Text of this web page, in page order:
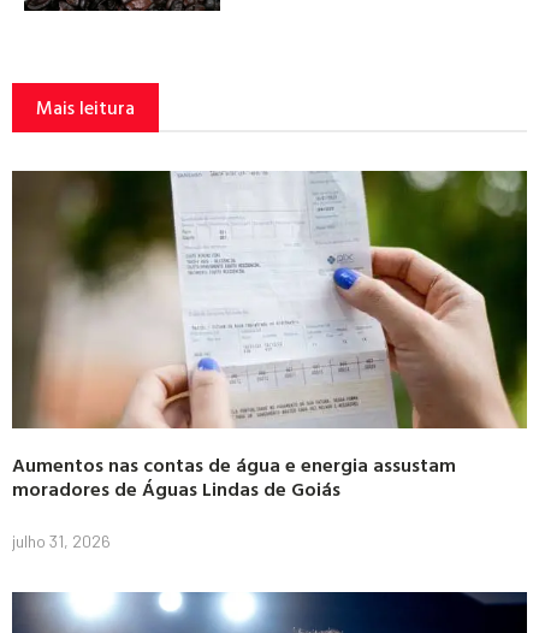
Mais leitura
Aumentos nas contas de água e energia assustam
moradores de Águas Lindas de Goiás
julho 31, 2026